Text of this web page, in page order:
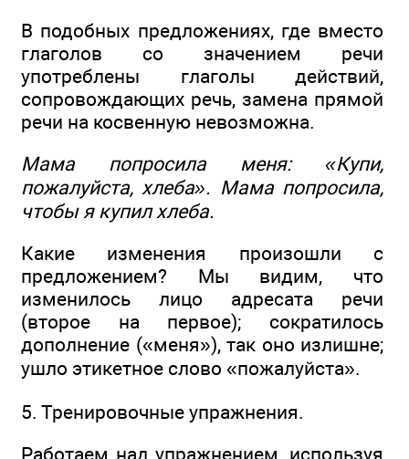
В подобных предложениях, где вместо
глаголов со значением речи
употреблены глаголы действий,
сопровождающих речь, замена прямой
речи на косвенную невозможна.
Мама попросила меня: «Купи,
пожалуйста, хлеба». Мама попросила,
чтобы я купил хлеба.
Какие изменения произошли с
предложением? Мы видим, что
изменилось лицо адресата речи
(второе на первое); сократилось
дополнение («меня»), так оно излишне;
ушло этикетное слово «пожалуйста».
5. Тренировочные упражнения.
Работаем над упражнением, используя